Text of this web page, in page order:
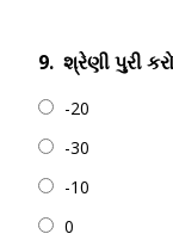
9. શ્રેણી પુરી
-20
-30
-10
0